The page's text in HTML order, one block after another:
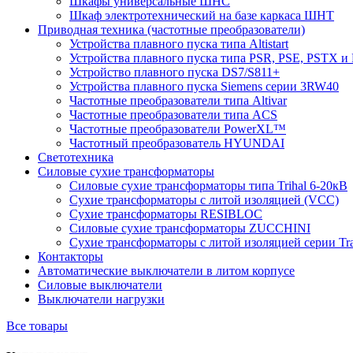
Шкаф электротехнический на базе каркаса ШНТ
Приводная техника (частотные преобразователи)
Устройства плавного пуска типа Altistart
Устройства плавного пуска типа PSR, PSE, PSTX и
Устройство плавного пуска DS7/S811+
Устройства плавного пуска Siemens серии 3RW40
Частотные преобразователи типа Altivar
Частотные преобразователи типа ACS
Частотные преобразователи PowerXL™
Частотный преобразователь HYUNDAI
Светотехника
Силовые сухие трансформаторы
Силовые сухие трансформаторы типа Trihal 6-20кВ
Сухие трансформаторы с литой изоляцией (VCC)
Сухие трансформаторы RESIBLOC
Силовые сухие трансформаторы ZUCCHINI
Сухие трансформаторы с литой изоляцией серии
Контакторы
Автоматические выключатели в литом корпусе
Силовые выключатели
Выключатели нагрузки
Все товары